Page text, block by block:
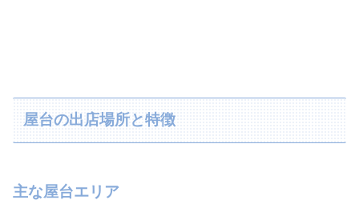
屋台の出店場所と特徴
主な屋台エリア